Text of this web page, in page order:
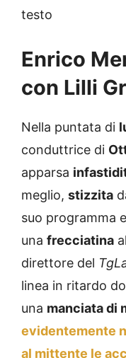
Enrico
con Lilli
Nella puntata di
conduttrice di
apparsa
meglio, stizzita
suo programma
una frecciatina
direttore del
linea in ritardo
una manciata di
evidentemente
al mittente le